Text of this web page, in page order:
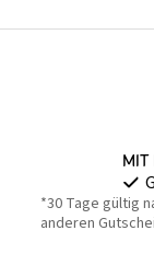
Mit
*30 Tage gültig
anderen